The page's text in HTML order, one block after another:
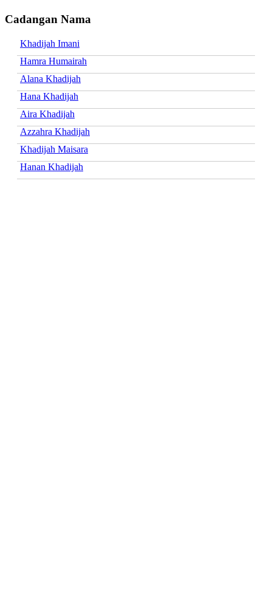
Cadangan Nama
Khadijah Imani
Hamra Humairah
Alana Khadijah
Hana Khadijah
Aira Khadijah
Azzahra Khadijah
Khadijah Maisara
Hanan Khadijah